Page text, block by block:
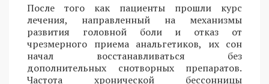
После того как пациенты прошли курс
лечения, направленный на механизмы
развития головной боли и отказ от
чрезмерного приема анальгетиков, их сон
начал восстанавливаться без
дополнительных снотворных препаратов.
Частота хронической бессонницы